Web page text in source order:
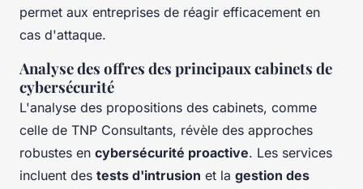
permet aux entreprises de réagir efficacement en
cas d'attaque.
Analyse des offres des principaux cabinets de
cybersécurité
L'analyse des propositions des cabinets, comme
celle de TNP Consultants, révèle des approches
robustes en cybersécurité proactive. Les services
incluent des tests d'intrusion et la gestion des